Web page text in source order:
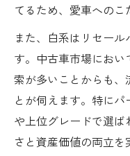
てるため、愛車へのこ
また、白系はリセー
す。中古車市場にお
索が多いことからも
とが伺えます。特に
や上位グレードで選
さと資産価値の両立を